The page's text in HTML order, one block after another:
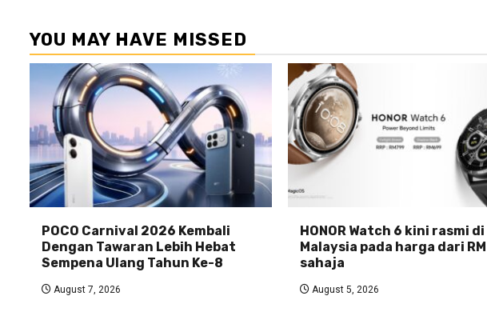
YOU MAY HAVE MISSED
POCO Carnival 2026 Kembali
Dengan Tawaran Lebih Hebat
Sempena Ulang Tahun Ke-8
August 7, 2026
HONOR Watch 6 kini rasmi di
Malaysia pada harga dari
sahaja
August 5, 2026